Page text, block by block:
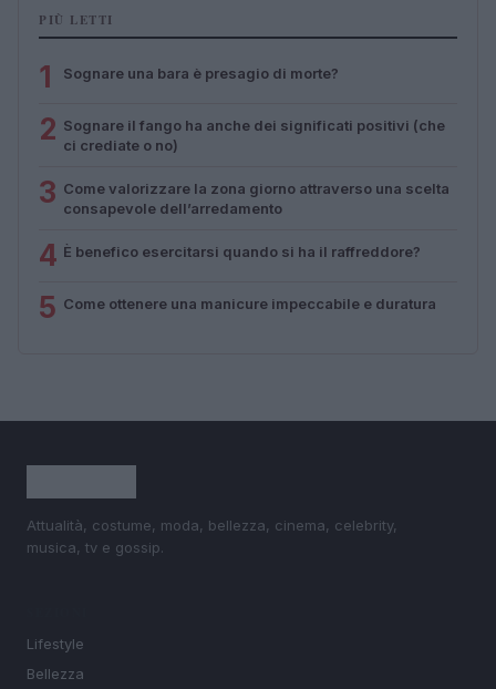
PIÙ LETTI
1 Sognare una bara è presagio di morte?
2 Sognare il fango ha anche dei significati positivi (che
ci crediate o no)
3 Come valorizzare la zona giorno attraverso una scelta
consapevole dell’arredamento
4 È benefico esercitarsi quando si ha il raffreddore?
5 Come ottenere una manicure impeccabile e duratura
Attualità, costume, moda, bellezza, cinema, celebrity,
musica, tv e gossip.
Lifestyle
Bellezza